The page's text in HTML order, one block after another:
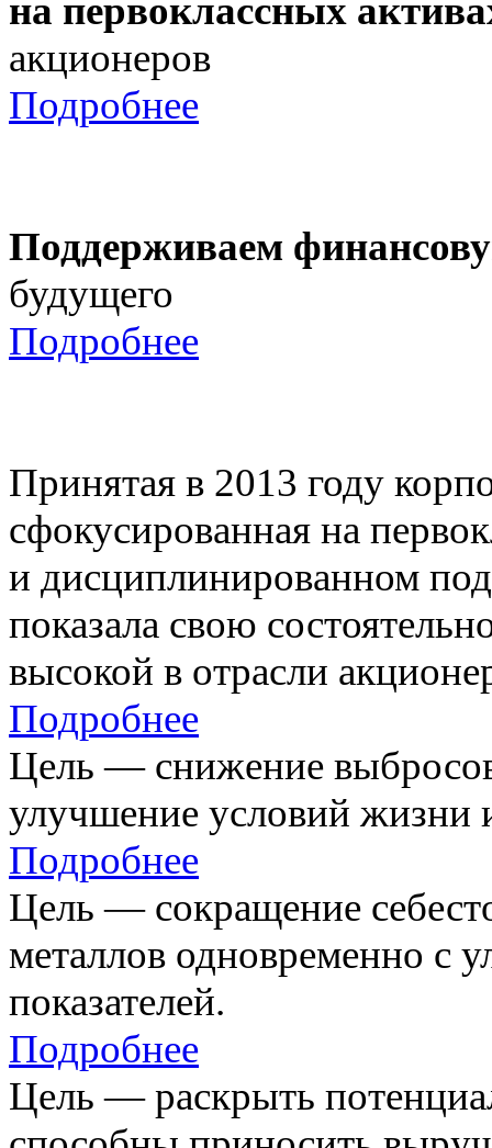
на первоклассных
акционеров
Подробнее
Поддерживаем
будущего
Подробнее
Принятая в 2013 году
сфокусированная на
и дисциплинированном
показала свою
высокой в отрасли
Подробнее
Цель — снижение
улучшение условий жизни
Подробнее
Цель — сокращение
металлов одновременно с
показателей.
Подробнее
Цель — раскрыть